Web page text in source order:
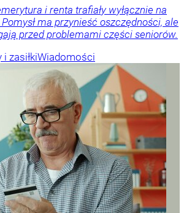
i renta trafiały wyłącznie na
ma przynieść oszczędności, ale
przed problemami części seniorów.
i zasiłkiWiadomości